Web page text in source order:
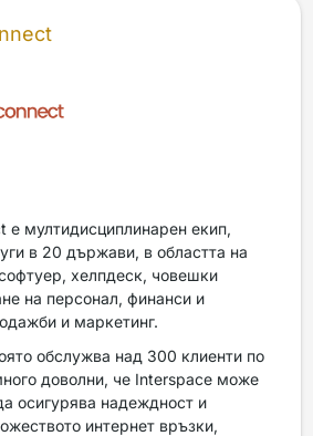
е мултидисциплинарен екип,
в 20 държави, в областта на
хелпдеск, човешки
на персонал, финанси и
и маркетинг.
обслужва над 300 клиенти по
доволни, че Interspace може
осигурява надеждност и
интернет връзки,